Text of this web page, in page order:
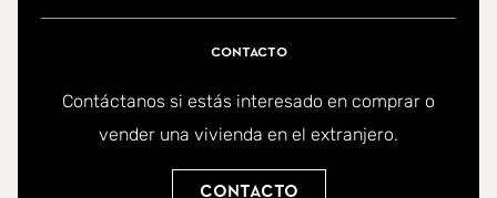
Contacto
Contáctanos si estás interesado en comprar o
vender una vivienda en el extranjero.
Contacto